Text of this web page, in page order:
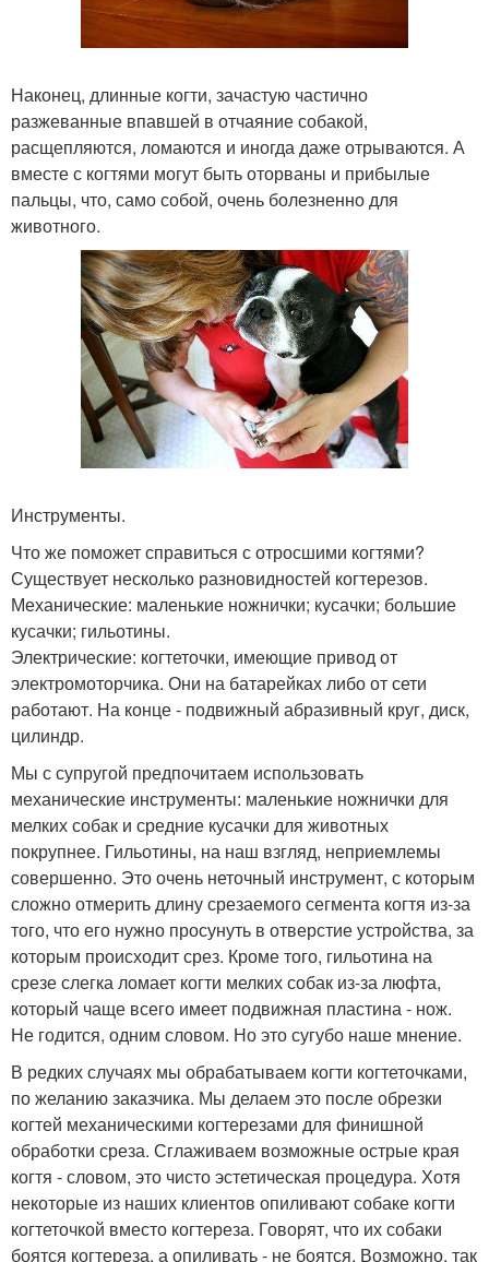
Наконец, длинные когти, зачастую частично
разжеванные впавшей в отчаяние собакой,
расщепляются, ломаются и иногда даже отрываются. А
вместе с когтями могут быть оторваны и прибылые
пальцы, что, само собой, очень болезненно для
животного.
Инструменты.
Что же поможет справиться с отросшими когтями?
Существует несколько разновидностей когтерезов.
Механические: маленькие ножнички; кусачки; большие
кусачки; гильотины.
Электрические: когтеточки, имеющие привод от
электромоторчика. Они на батарейках либо от сети
работают. На конце - подвижный абразивный круг, диск,
цилиндр.
Мы с супругой предпочитаем использовать
механические инструменты: маленькие ножнички для
мелких собак и средние кусачки для животных
покрупнее. Гильотины, на наш взгляд, неприемлемы
совершенно. Это очень неточный инструмент, с которым
сложно отмерить длину срезаемого сегмента когтя из-за
того, что его нужно просунуть в отверстие устройства, за
которым происходит срез. Кроме того, гильотина на
срезе слегка ломает когти мелких собак из-за люфта,
который чаще всего имеет подвижная пластина - нож.
Не годится, одним словом. Но это сугубо наше мнение.
В редких случаях мы обрабатываем когти когтеточками,
по желанию заказчика. Мы делаем это после обрезки
когтей механическими когтерезами для финишной
обработки среза. Сглаживаем возможные острые края
когтя - словом, это чисто эстетическая процедура. Хотя
некоторые из наших клиентов опиливают собаке когти
когтеточкой вместо когтереза. Говорят, что их собаки
боятся когтереза, а опиливать - не боятся. Возможно, так